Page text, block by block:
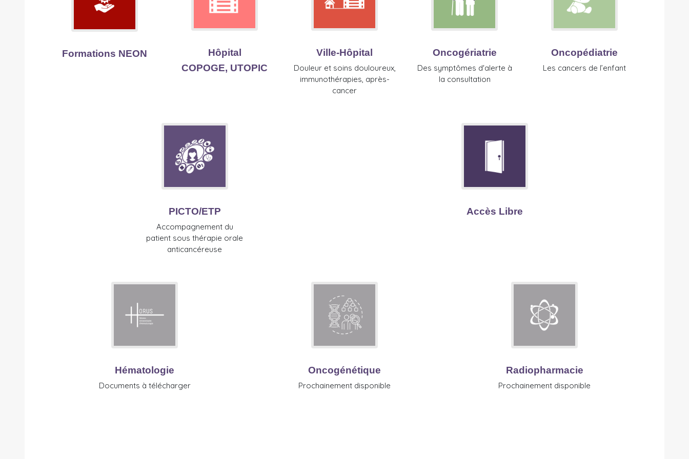
Formations NEON
Hôpital
COPOGE, UTOPIC
Ville-Hôpital
Douleur et soins douloureux,
immunothérapies, après-
cancer
Oncogériatrie
Des symptômes d'alerte à
la consultation
Oncopédiatrie
Les cancers de l’enfant
PICTO/ETP
Accompagnement du
patient sous thérapie orale
anticancéreuse
Accès Libre
Hématologie
Documents à télécharger
Oncogénétique
Prochainement disponible
Radiopharmacie
Prochainement disponible